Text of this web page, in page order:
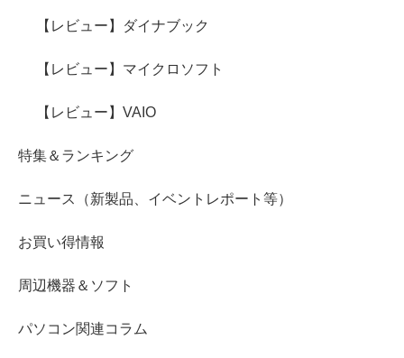
【レビュー】ダイナブック
【レビュー】マイクロソフト
【レビュー】VAIO
特集＆ランキング
ニュース（新製品、イベントレポート等）
お買い得情報
周辺機器＆ソフト
パソコン関連コラム